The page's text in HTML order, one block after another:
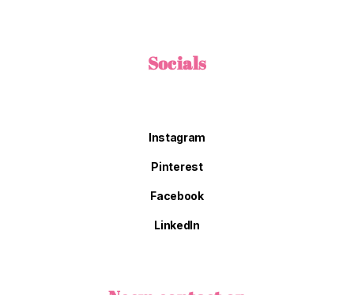
Socials
Instagram
Pinterest
Facebook
LinkedIn